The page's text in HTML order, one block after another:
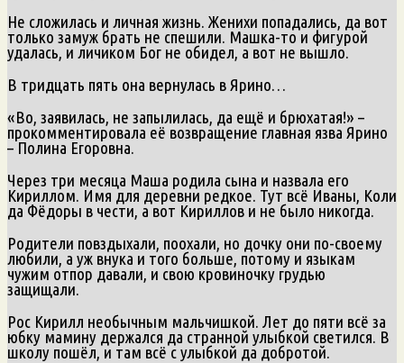
Не сложилась и личная жизнь. Женихи попадались, да вот
только замуж брать не спешили. Машка-то и фигурой
удалась, и личиком Бог не обидел, а вот не вышло.
В тридцать пять она вернулась в Ярино…
«Во, заявилась, не запылилась, да ещё и брюхатая!» –
прокомментировала её возвращение главная язва Ярино
– Полина Егоровна.
Через три месяца Маша родила сына и назвала его
Кириллом. Имя для деревни редкое. Тут всё Иваны, Коли
да Фёдоры в чести, а вот Кириллов и не было никогда.
Родители повздыхали, поохали, но дочку они по-своему
любили, а уж внука и того больше, потому и языкам
чужим отпор давали, и свою кровиночку грудью
защищали.
Рос Кирилл необычным мальчишкой. Лет до пяти всё за
юбку мамину держался да странной улыбкой светился. В
школу пошёл, и там всё с улыбкой да добротой.